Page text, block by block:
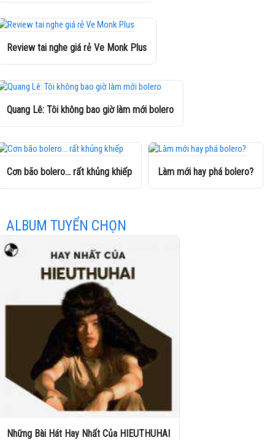
Review tai nghe giá rẻ Ve Monk Plus
Quang Lê: Tôi không bao giờ làm mới bolero
Cơn bão bolero... rất khủng khiếp Làm mới hay phá bolero?
ALBUM TUYỂN CHỌN
Những Bài Hát Hay Nhất Của HIEUTHUHAI